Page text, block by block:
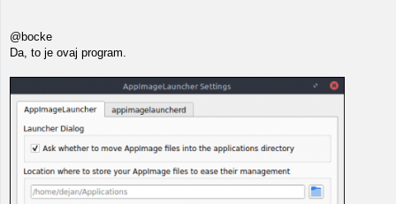
@bocke
Da, to je ovaj program.